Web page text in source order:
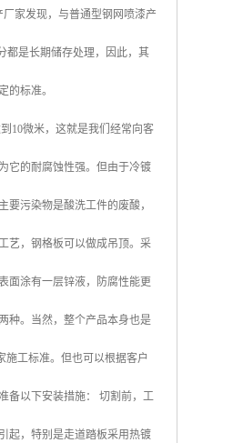
家发现，与普通型钢网喷漆产
都是长期储存处理，因此，其
的标准。
10微米，这就是我们经常向客
它的耐腐蚀性强。但由于冷镀
污染物是酸洗工件的废酸，
艺，钢格板可以做成吊顶。采
面涂有一层锌液，防腐性能更
种。当然，整个产品本身也是
工标准。但也可以根据客户
备以下安装措施： 切割前，工
起，特别是走道踏板采用热镀